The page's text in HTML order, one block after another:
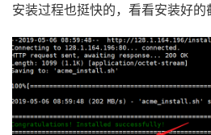
安装过程也挺快的，看看安装好的